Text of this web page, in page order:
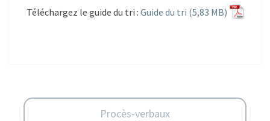
Téléchargez le guide du tri : Guide du tri
Procès-verbaux